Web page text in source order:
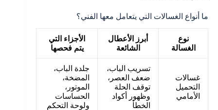
ما أنواع الغسالات التي يتعامل معها الفني؟
نوع
الغسالة
أبرز الأعطال
الشائعة
الأجزاء التي
يتم فحصها
غسالات
التحميل
الأمامي
تسريب الباب،
ضعف العصر،
توقف الحلة
وظهور أكواد
الخطأ
جلدة الباب،
المضخة،
الموتور،
الحساسات
ولوحة التحكم